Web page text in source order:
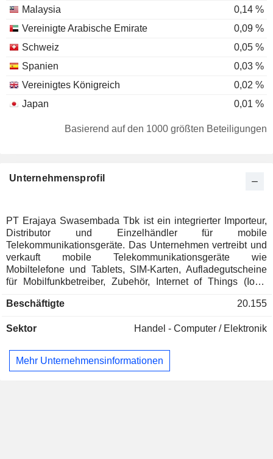
Malaysia
0,14 %
Vereinigte Arabische Emirate
0,09 %
Schweiz
0,05 %
Spanien
0,03 %
Vereinigtes Königreich
0,02 %
Japan
0,01 %
Basierend auf den 1000 größten Beteiligungen
Unternehmensprofil
PT Erajaya Swasembada Tbk ist ein integrierter Importeur,
Distributor und Einzelhändler für mobile
Telekommunikationsgeräte. Das Unternehmen vertreibt und
verkauft mobile Telekommunikationsgeräte wie
Mobiltelefone und Tablets, SIM-Karten, Aufladegutscheine
für Mobilfunkbetreiber, Zubehör, Internet of Things (IoT)-
bietet das Unternehmen auch Mehrwertdienste an, wie z.B.
Leasing-Service für Mobiltelefone in Zusammenarbeit mit
seinen Segmenten gehören Mobiltelefone und Tablets,
Betreiberprodukte, Computer und andere elektronische
Beschäftigte 20.155
Sektor Handel - Computer / Elektronik
Mehr Unternehmensinformationen